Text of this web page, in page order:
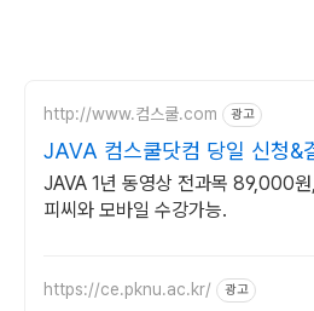
http://www.컴스쿨.com 광고
JAVA 컴스쿨닷컴 당일 신청&
기프티콘!
JAVA 1년 동영상 전과목 89,000
피씨와 모바일 수강가능.
https://ce.pknu.ac.kr/ 광고